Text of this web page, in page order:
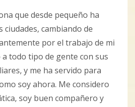
que desde pequeño ha
cambiando de
por el trabajo de mi
todo tipo de gente con sus
y me ha servido para
soy ahora. Me considero
soy buen compañero y